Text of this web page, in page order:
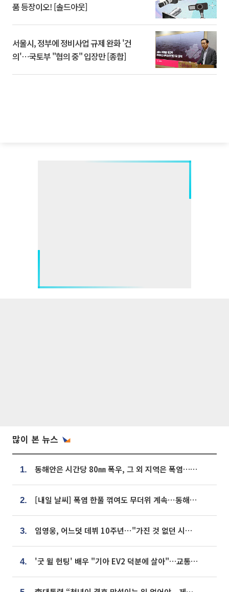
품 등장이오! [솔드아웃]
서울시, 정부에 정비사업 규제 완화 '건
의'⋯국토부 "협의 중" 입장만 [종합]
많이 본 뉴스
1. 동해안은 시간당 80㎜ 폭우, 그 외 지역은 폭염…‘극과 극 날씨’
2. [내일 날씨] 폭염 한풀 꺾여도 무더위 계속⋯동해안 이틀 연속 비
3. 임영웅, 어느덧 데뷔 10주년⋯"가진 것 없던 시절, 내 앞엔 20명의 팬뿐"
4. '굿 윌 헌팅' 배우 "기아 EV2 덕분에 살아"…교통사고 후 안전성 극찬